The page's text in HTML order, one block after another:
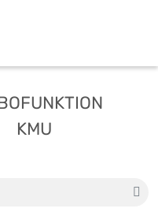
KMU